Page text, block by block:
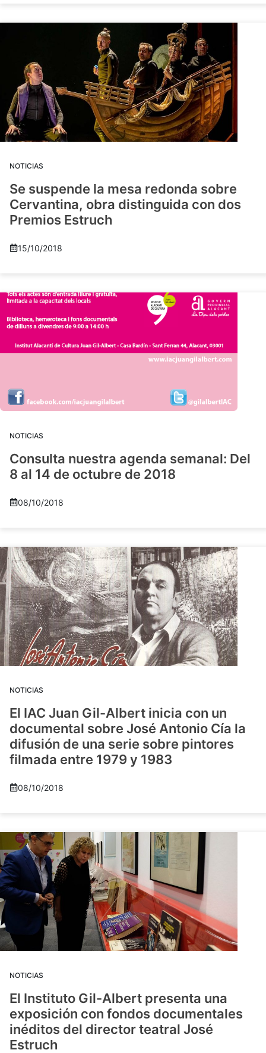
NOTICIAS
Se suspende la mesa redonda sobre
Cervantina, obra distinguida con dos
Premios Estruch
15/10/2018
NOTICIAS
Consulta nuestra agenda semanal: Del
8 al 14 de octubre de 2018
08/10/2018
NOTICIAS
El IAC Juan Gil-Albert inicia con un
documental sobre José Antonio Cía la
difusión de una serie sobre pintores
filmada entre 1979 y 1983
08/10/2018
NOTICIAS
El Instituto Gil-Albert presenta una
exposición con fondos documentales
inéditos del director teatral José
Estruch